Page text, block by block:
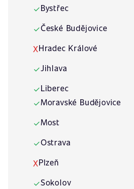
✓Bystřec
✓České Budějovice
XHradec Králové
✓Jihlava
✓Liberec
✓Moravské Budějovice
✓Most
✓Ostrava
XPlzeň
✓Sokolov